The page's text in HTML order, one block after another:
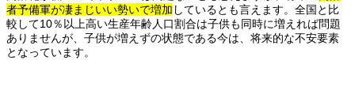
者予備軍が凄まじいい勢いで増加 しているとも言えます。全国と比
較して10％以上高い生産年齢人口割合は子供も同時に増えれば問題
ありませんが、子供が増えずの状態である今は、将来的な不安要素
となっています。